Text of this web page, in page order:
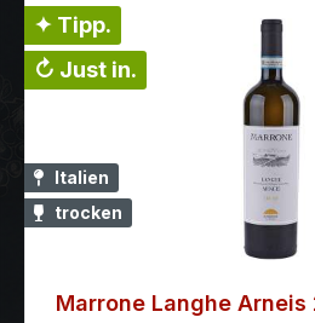
✦ Tipp.
↻ Just in.
Italien
trocken
Marrone Langhe Arneis